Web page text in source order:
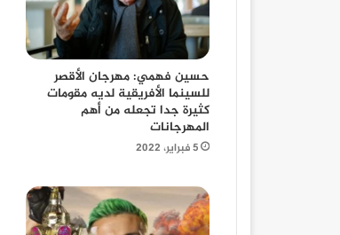
حسين فهمي: مهرجان الأقصر
للسينما الأفريقية لديه مقومات
كثيرة جدا تجعله من أهم
المهرجانات
5 فبراير، 2022